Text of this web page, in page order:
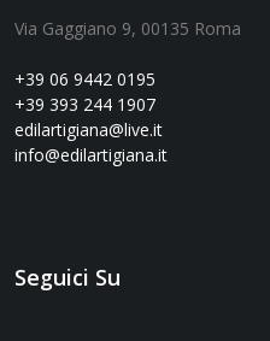
Via Gaggiano 9, 00135 Roma
+39 06 9442 0195
+39 393 244 1907
edilartigiana@live.it
info@edilartigiana.it
Seguici Su